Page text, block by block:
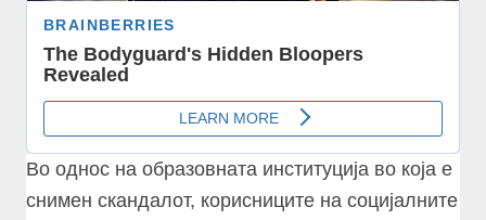
Во однос на образовната институција во која е
снимен скандалот, корисниците на социјалните